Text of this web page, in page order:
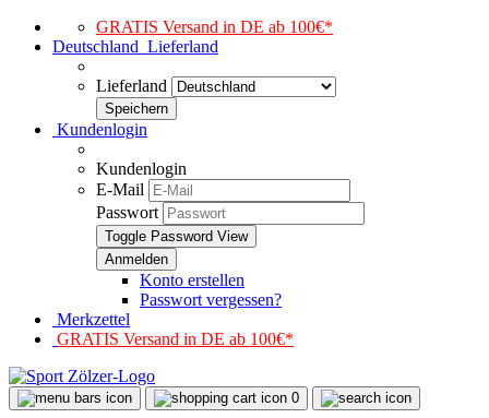
GRATIS Versand in DE ab 100€*
Deutschland Lieferland
Lieferland
Kundenlogin
Kundenlogin
E-Mail
Passwort
Toggle Password View
Konto erstellen
Passwort vergessen?
Merkzettel
GRATIS Versand in DE ab 100€*
0